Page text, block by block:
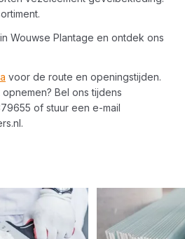
Wouwse Plantage en ontdek ons
voor de route en openingstijden.
Bel ons tijdens
of stuur een e-mail
.